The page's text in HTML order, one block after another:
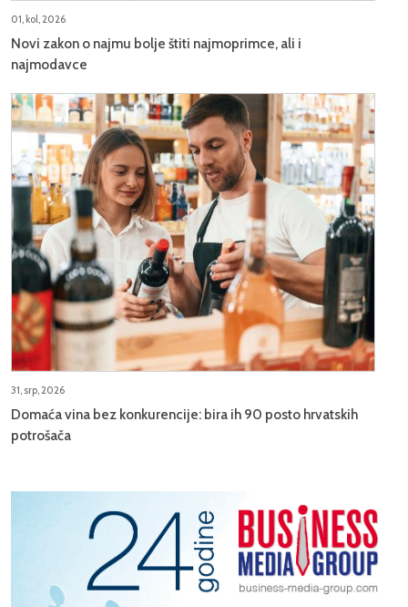
01, kol, 2026
Novi zakon o najmu bolje štiti najmoprimce, ali i
najmodavce
31, srp, 2026
Domaća vina bez konkurencije: bira ih 90 posto hrvatskih
potrošača